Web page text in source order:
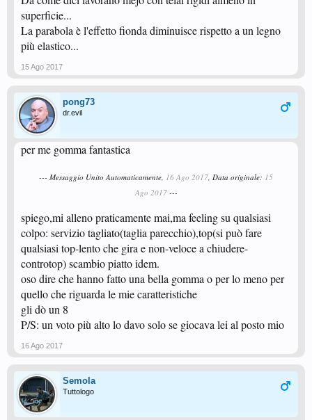
superficie...
La parabola è l'effetto fionda diminuisce rispetto a un legno
più elastico...
15 Ago 2017
pong73
dr.evil
per me gomma fantastica
--- Messaggio Unito Automaticamente, 16 Ago 2017, Data originale: 15
Ago 2017---
spiego,mi alleno praticamente mai,ma feeling su qualsiasi
colpo: servizio tagliato(taglia parecchio),top(si può fare
qualsiasi top-lento che gira e non-veloce a chiudere-
controtop) scambio piatto idem.
oso dire che hanno fatto una bella gomma o per lo meno per
quello che riguarda le mie caratteristiche
gli dò un 8
P/S: un voto più alto lo davo solo se giocava lei al posto mio
16 Ago 2017
Semola
Tuttologo